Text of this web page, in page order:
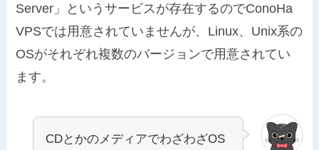
Server」というサービスが存在するのでConoHa
VPSでは用意されていませんが、Linux、Unix系の
OSがそれぞれ複数のバージョンで用意されてい
ます。
CDとかのメディアでわざわざOS